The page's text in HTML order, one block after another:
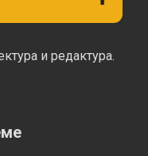
и редактура.